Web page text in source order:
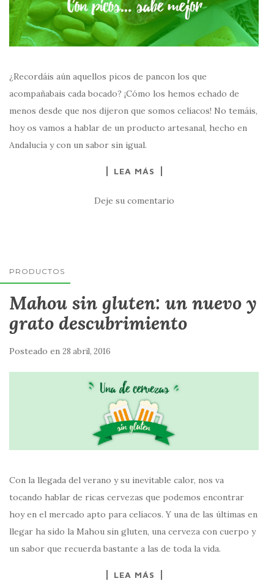
¿Recordáis aún aquellos picos de pancon los que
acompañabais cada bocado? ¡Cómo los hemos echado de
menos desde que nos dijeron que somos celíacos! No temáis,
hoy os vamos a hablar de un producto artesanal, hecho en
Andalucía y con un sabor sin igual.
LEA MÁS
Deje su comentario
PRODUCTOS
Mahou sin gluten: un nuevo y
grato descubrimiento
Posteado en 28 abril, 2016
Con la llegada del verano y su inevitable calor, nos va
tocando hablar de ricas cervezas que podemos encontrar
hoy en el mercado apto para celíacos. Y una de las últimas en
llegar ha sido la Mahou sin gluten, una cerveza con cuerpo y
un sabor que recuerda bastante a las de toda la vida.
LEA MÁS